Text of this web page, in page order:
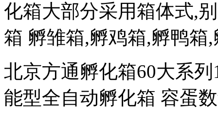
化箱大部分采用箱体式,
箱 孵雏箱,孵鸡箱,孵鸭箱
北京方通孵化箱60大系
能型全自动孵化箱 容蛋